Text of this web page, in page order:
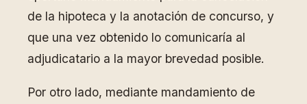
de la hipoteca y la anotación de concurso, y
que una vez obtenido lo comunicaría al
adjudicatario a la mayor brevedad posible.
Por otro lado, mediante mandamiento de